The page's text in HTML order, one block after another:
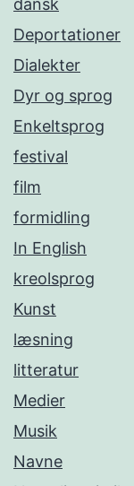
dansk
Deportationer
Dialekter
Dyr og sprog
Enkeltsprog
festival
film
formidling
In English
kreolsprog
Kunst
læsning
litteratur
Medier
Musik
Navne